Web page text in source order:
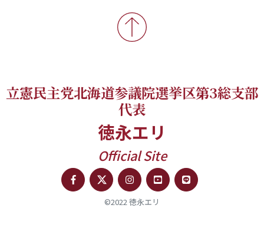
立憲民主党北海道参議院選挙区第3総支部
代表
徳永エリ
Official Site
©2022 徳永エリ